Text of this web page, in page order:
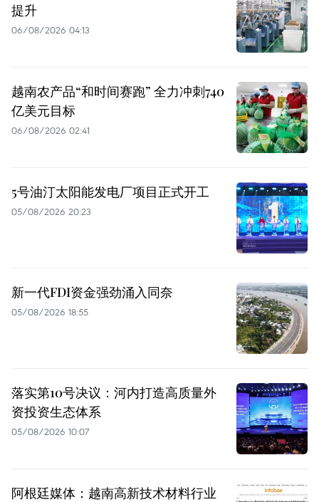
提升
06/08/2026 04:13
越南农产品“和时间赛跑” 全力冲刺740
亿美元目标
06/08/2026 02:41
5号油汀太阳能发电厂项目正式开工
05/08/2026 20:23
新一代FDI资金强劲涌入同奈
05/08/2026 18:55
落实第10号决议：河内打造高质量外
资投资生态体系
05/08/2026 10:07
阿根廷媒体：越南高新技术材料行业